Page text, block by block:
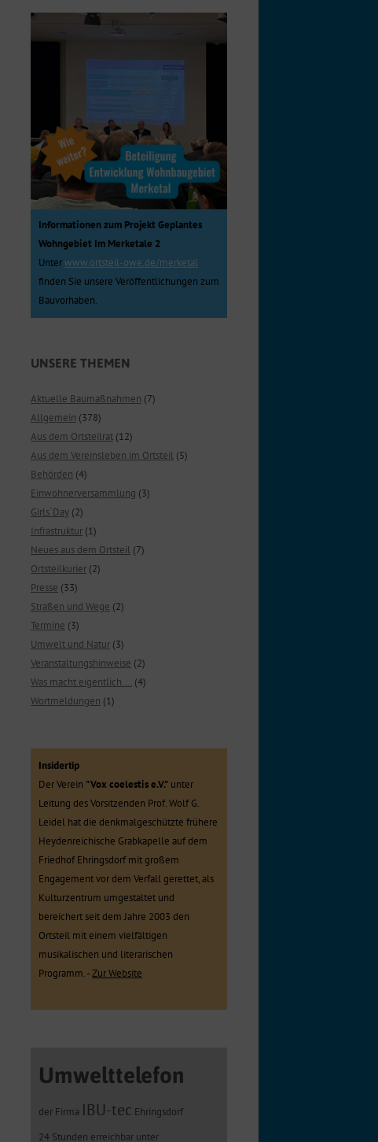
Informationen zum Projekt Geplantes
Wohngebiet Im Merketale 2
Unterwww.ortsteil-owe.de/merketal
finden Sie unsere Veröffentlichungen zum
Bauvorhaben.
UNSERE THEMEN
Aktuelle Baumaßnahmen (7)
Allgemein (378)
Aus dem Ortsteilrat (12)
Aus dem Vereinsleben im Ortsteil (5)
Behörden (4)
Einwohnerversammlung (3)
Girls`Day (2)
Infrastruktur (1)
Neues aus dem Ortsteil (7)
Ortsteilkurier (2)
Presse (33)
Straßen und Wege (2)
Termine (3)
Umwelt und Natur (3)
Veranstaltungshinweise (2)
Was macht eigentlich…. (4)
Wortmeldungen (1)
Insidertip
Der Verein "Vox coelestis e.V." unter
Leitung des Vorsitzenden Prof. Wolf G.
Leidel hat die denkmalgeschützte frühere
Heydenreichische Grabkapelle auf dem
Friedhof Ehringsdorf mit großem
Engagement vor dem Verfall gerettet, als
Kulturzentrum umgestaltet und
bereichert seit dem Jahre 2003 den
Ortsteil mit einem vielfältigen
musikalischen und literarischen
Programm. -Zur Website
Umwelttelefon
der Firma IBU-tec Ehringsdorf
24 Stunden erreichbar unter